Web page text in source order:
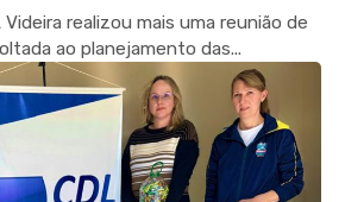
realizou mais uma reunião de
ao planejamento das...